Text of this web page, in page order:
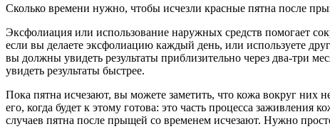
Сколько времени нужно, чтобы исчезли красные пятна после
Эксфолиация или использование наружных средств помогает
если вы делаете эксфолиацию каждый день, или используете
вы должны увидеть результаты приблизительно через два-три
увидеть результаты быстрее.
Пока пятна исчезают, вы можете заметить, что кожа вокруг них
его, когда будет к этому готова: это часть процесса
случаев пятна после прыщей со временем исчезают. Нужно